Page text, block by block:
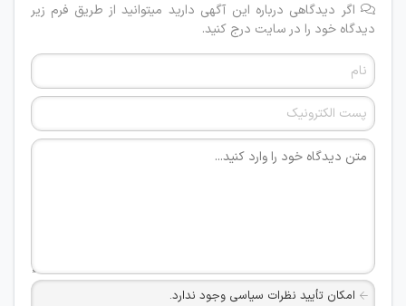
اگر دیدگاهی درباره این آگهی دارید میتوانید از طریق فرم زیر
دیدگاه خود را در سایت درج کنید.
امکان تأیید نظرات سیاسی وجود ندارد.